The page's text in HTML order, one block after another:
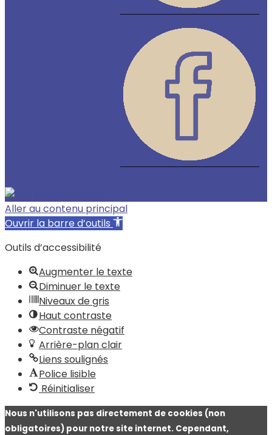
Aller au contenu principal
Ouvrir la barre d’outils
Outils d’accessibilité
Augmenter le texte
Diminuer le texte
Niveaux de gris
Haut contraste
Contraste négatif
Arrière-plan clair
Liens soulignés
Police lisible
Réinitialiser
Nous n'utilisons pas directement de cookies (non
obligatoires) pour notre site internet. Cependant,